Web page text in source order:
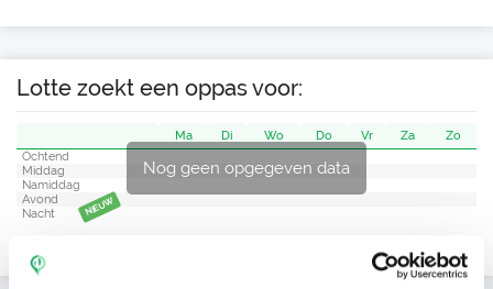
Lotte zoekt een oppas voor:
Nog geen opgegeven data
Ma Di Wo Do Vr Za
Zo
Ochtend
Middag
Namiddag
Avond
Nacht
NIEUW